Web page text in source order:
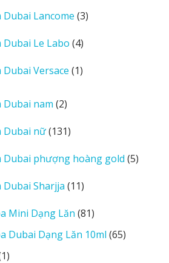
phẩm
Lancome 33
Le Labo 44
phẩm
Versace 11
nam 22
phẩm
Dubai nữ 131131
phẩm
Dubai phượng hoàng gold 55
Sharjja 1111
phẩm
Mini Dạng Lăn 8181
sản
phẩm
Dubai Dạng Lăn 10ml 6565
11